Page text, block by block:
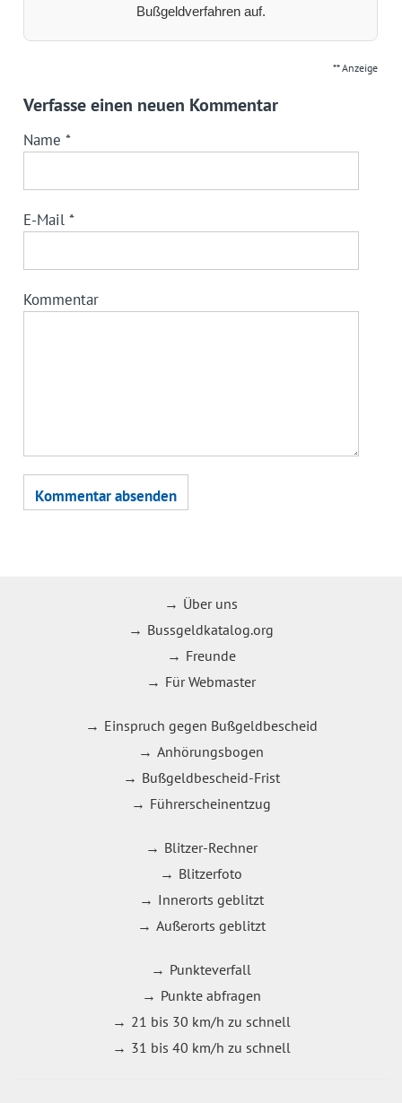
Bußgeldverfahren auf.
** Anzeige
Verfasse einen neuen Kommentar
Name *
E-Mail *
Kommentar
Über uns
Bussgeldkatalog.org
Freunde
Für Webmaster
Einspruch gegen Bußgeldbescheid
Anhörungsbogen
Bußgeldbescheid-Frist
Führerscheinentzug
Blitzer-Rechner
Blitzerfoto
Innerorts geblitzt
Außerorts geblitzt
Punkteverfall
Punkte abfragen
21 bis 30 km/h zu schnell
31 bis 40 km/h zu schnell